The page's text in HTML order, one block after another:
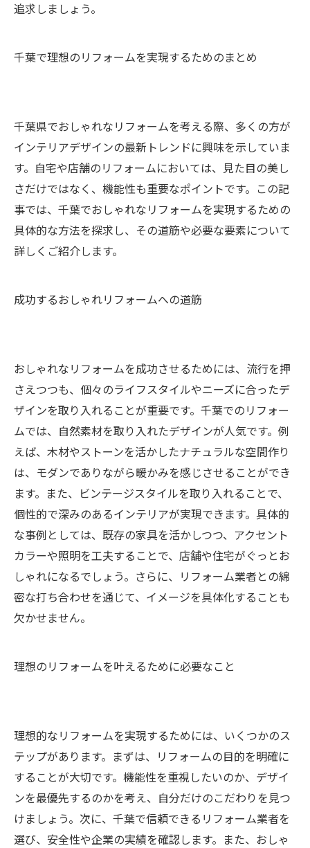
追求しましょう。
千葉で理想のリフォームを実現するためのまとめ
千葉県でおしゃれなリフォームを考える際、多くの方が
インテリアデザインの最新トレンドに興味を示していま
す。自宅や店舗のリフォームにおいては、見た目の美し
さだけではなく、機能性も重要なポイントです。この記
事では、千葉でおしゃれなリフォームを実現するための
具体的な方法を探求し、その道筋や必要な要素について
詳しくご紹介します。
成功するおしゃれリフォームへの道筋
おしゃれなリフォームを成功させるためには、流行を押
さえつつも、個々のライフスタイルやニーズに合ったデ
ザインを取り入れることが重要です。千葉でのリフォー
ムでは、自然素材を取り入れたデザインが人気です。例
えば、木材やストーンを活かしたナチュラルな空間作り
は、モダンでありながら暖かみを感じさせることができ
ます。また、ビンテージスタイルを取り入れることで、
個性的で深みのあるインテリアが実現できます。具体的
な事例としては、既存の家具を活かしつつ、アクセント
カラーや照明を工夫することで、店舗や住宅がぐっとお
しゃれになるでしょう。さらに、リフォーム業者との綿
密な打ち合わせを通じて、イメージを具体化することも
欠かせません。
理想のリフォームを叶えるために必要なこと
理想的なリフォームを実現するためには、いくつかのス
テップがあります。まずは、リフォームの目的を明確に
することが大切です。機能性を重視したいのか、デザイ
ンを最優先するのかを考え、自分だけのこだわりを見つ
けましょう。次に、千葉で信頼できるリフォーム業者を
選び、安全性や企業の実績を確認します。また、おしゃ